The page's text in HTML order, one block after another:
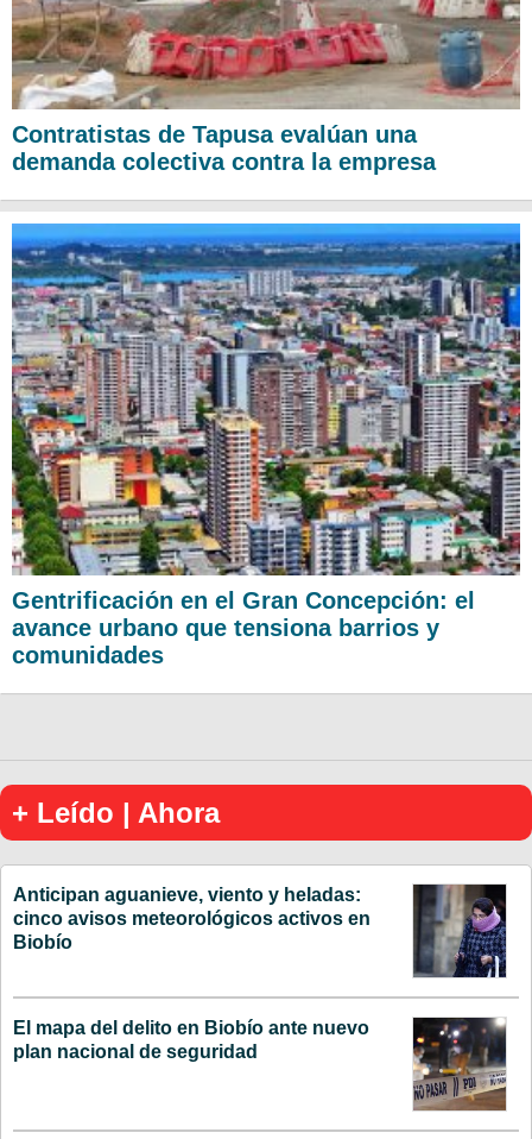
Contratistas de Tapusa evalúan una
demanda colectiva contra la empresa
Gentrificación en el Gran Concepción: el
avance urbano que tensiona barrios y
comunidades
+ Leído | Ahora
Anticipan aguanieve, viento y heladas:
cinco avisos meteorológicos activos en
Biobío
El mapa del delito en Biobío ante nuevo
plan nacional de seguridad